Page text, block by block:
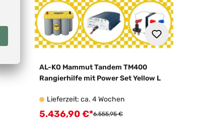
AL-KO Mammut Tandem TM400
Rangierhilfe mit Power Set Yellow L
Lieferzeit: ca. 4 Wochen
Verkaufspreis:
5.436,90 €*Regulärer Preis:
6.555,95 €